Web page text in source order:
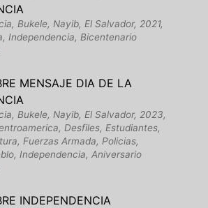
Bukele, Nayib, El Salvador, 2021,
Independencia, Bicentenario
MENSAJE DIA DE LA
Bukele, Nayib, El Salvador, 2023,
Desfiles, Estudiantes,
Fuerzas Armada, Policias,
Independencia, Aniversario
INDEPENDENCIA